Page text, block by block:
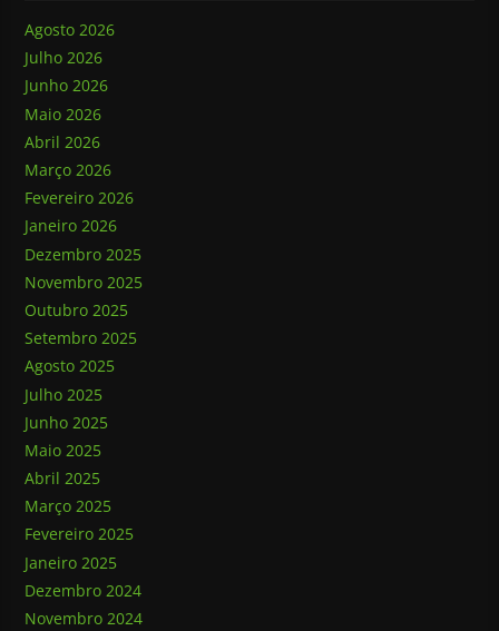
Agosto 2026
Julho 2026
Junho 2026
Maio 2026
Abril 2026
Março 2026
Fevereiro 2026
Janeiro 2026
Dezembro 2025
Novembro 2025
Outubro 2025
Setembro 2025
Agosto 2025
Julho 2025
Junho 2025
Maio 2025
Abril 2025
Março 2025
Fevereiro 2025
Janeiro 2025
Dezembro 2024
Novembro 2024